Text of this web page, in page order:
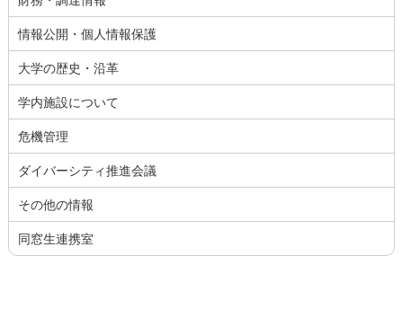
情報公開・個人情報保護
大学の歴史・沿革
学内施設について
危機管理
ダイバーシティ推進会議
その他の情報
同窓生連携室